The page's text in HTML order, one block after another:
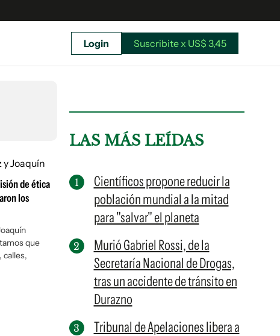
Suscribite x US$ 3,45
Login Suscribite x US$ 3,45
de ética
los
que
calles,
LAS MÁS LEÍDAS
Científicos propone reducir la
población mundial a la mitad
para "salvar" el planeta
Murió Gabriel Rossi, de la
Secretaría Nacional de Drogas,
tras un accidente de tránsito en
Durazno
Tribunal de Apelaciones libera a